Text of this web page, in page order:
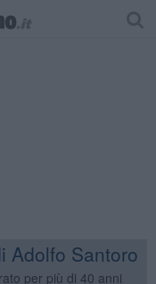
Adolfo Santoro
per più di 40 anni